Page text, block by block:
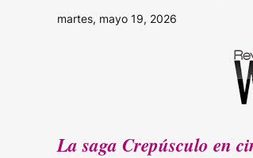
martes, mayo 19, 2026
La saga Crepúsculo en